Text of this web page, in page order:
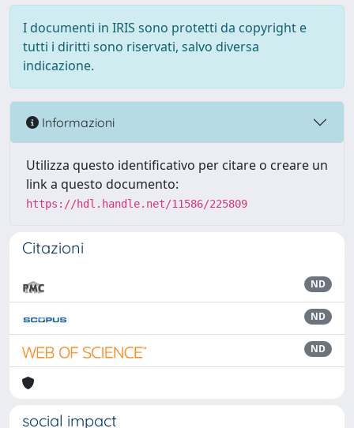
I documenti in IRIS sono protetti da copyright e
tutti i diritti sono riservati, salvo diversa
indicazione.
Informazioni
Utilizza questo identificativo per citare o creare un
link a questo documento:
https://hdl.handle.net/11586/225809
Citazioni
ND
ND
ND
social impact